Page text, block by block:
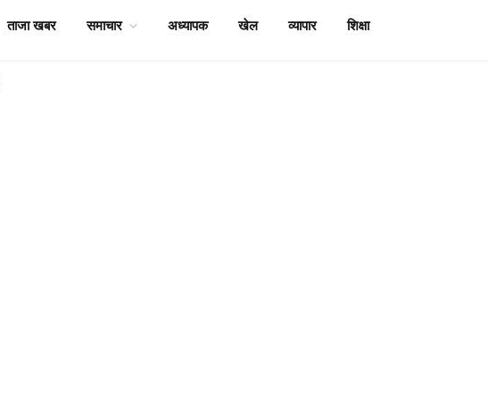
ताजा खबर समाचार अध्यापक खेल व्यापार शिक्षा